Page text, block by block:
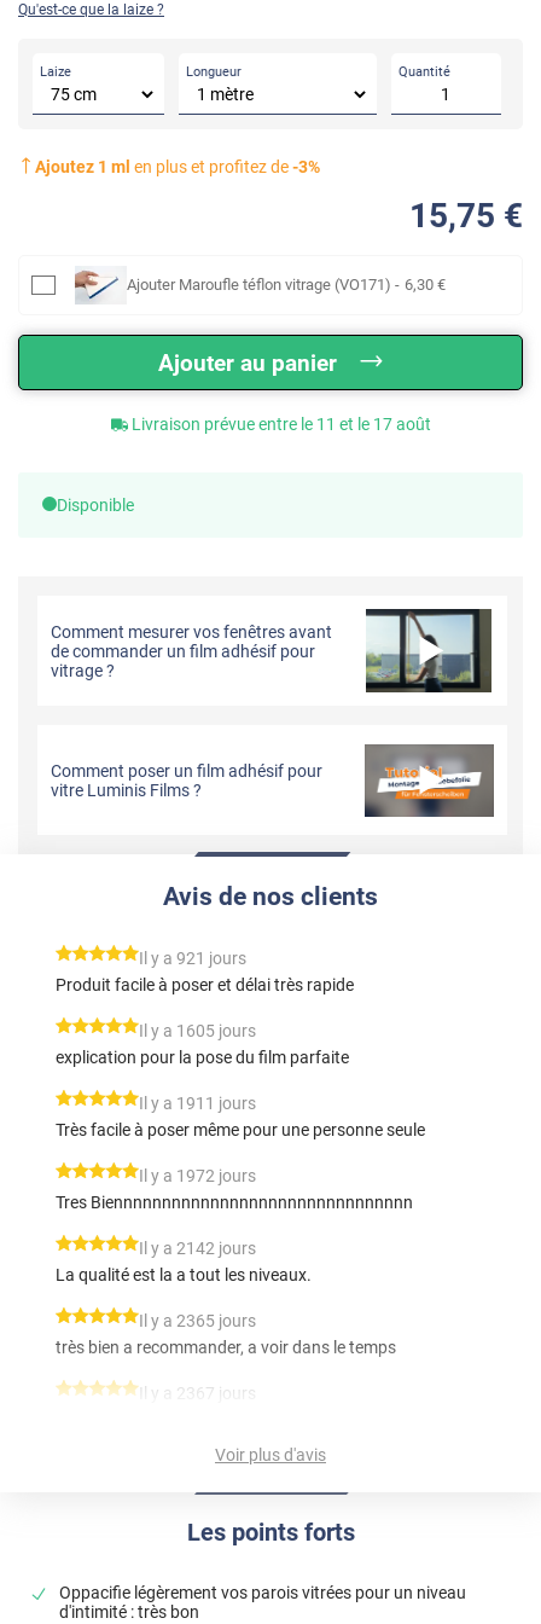
Qu'est-ce que la laize ?
Laize Longueur Quantité
Ajoutez 1 ml en plus et profitez de-3%
15,75 €
Ajouter Maroufle téflon vitrage (VO171) - 6,30 €
Ajouter au panier
Livraison prévue entre le 11 et le 17 août
Disponible
Comment mesurer vos fenêtres avant
de commander un film adhésif pour
vitrage ?
Comment poser un film adhésif pour
vitre Luminis Films ?
Les points forts
Oppacifie légèrement vos parois vitrées pour un niveau
d'intimité : très bon
Avis de nos clients
*****
Il y a 921 jours
Produit facile à poser et délai très rapide
*****
Il y a 1605 jours
explication pour la pose du film parfaite
*****
Il y a 1911 jours
Très facile à poser même pour une personne seule
*****
Il y a 1972 jours
Tres Biennnnnnnnnnnnnnnnnnnnnnnnnnnnnnn
*****
Il y a 2142 jours
La qualité est la a tout les niveaux.
*****
Il y a 2365 jours
très bien a recommander, a voir dans le temps
*****
Il y a 2367 jours
Il y a 2644 jours
le produit ressemble à ce que l'on voit sur leur site, pas de
pour une belle finition.
*****
Il y a 3123 jours
Excellent et très satisfait.
Voir plus d'avis